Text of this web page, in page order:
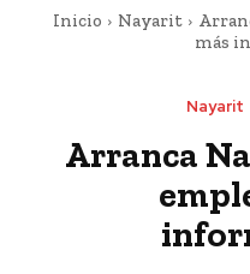
Inicio Nayarit
más
Nayarit
Arranca